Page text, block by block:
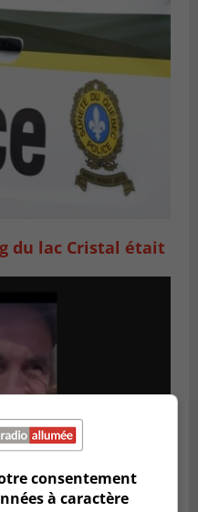
du lac Cristal était
consentement
à caractère